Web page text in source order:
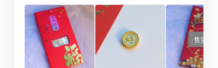
售完